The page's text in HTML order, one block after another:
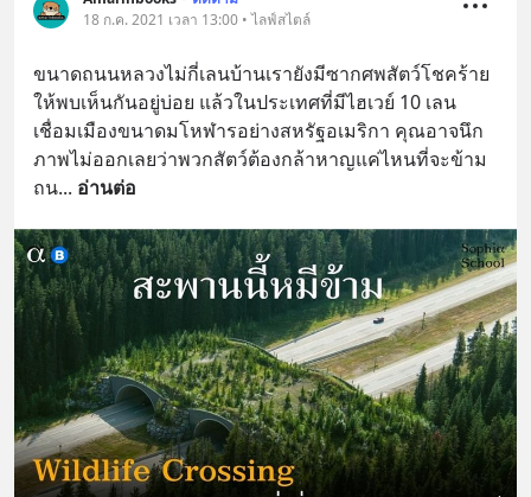
18 ก.ค. 2021 เวลา 13:00 • ไลฟ์สไตล์
ขนาดถนนหลวงไม่กี่เลนบ้านเรายังมีซากศพสัตว์โชคร้าย
ให้พบเห็นกันอยู่บ่อย แล้วในประเทศที่มีไฮเวย์ 10 เลน
เชื่อมเมืองขนาดมโหฬารอย่างสหรัฐอเมริกา คุณอาจนึก
ภาพไม่ออกเลยว่าพวกสัตว์ต้องกล้าหาญแค่ไหนที่จะข้าม
ถน... อ่านต่อ